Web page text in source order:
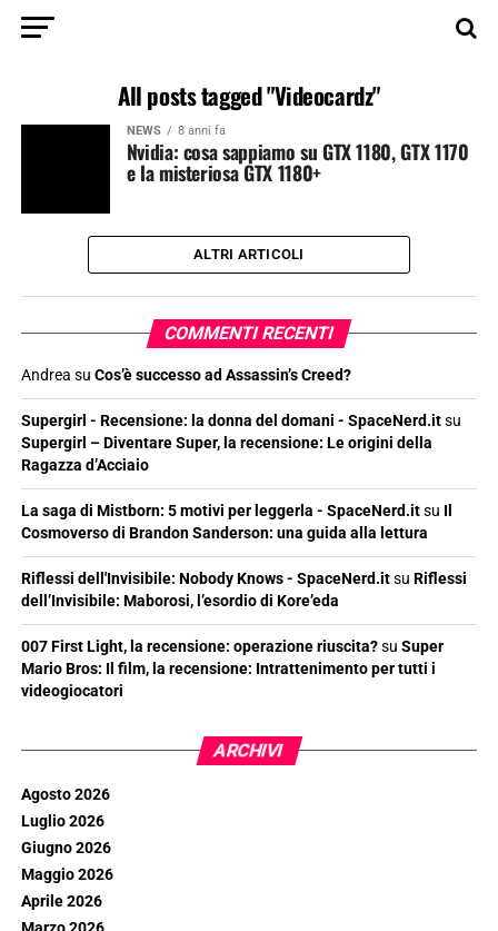
All posts tagged "Videocardz"
NEWS 8 anni fa
Nvidia: cosa sappiamo su GTX 1180, GTX 1170
e la misteriosa GTX 1180+
ALTRI ARTICOLI
COMMENTI RECENTI
Andrea su Cos’è successo ad Assassin’s Creed?
Supergirl - Recensione: la donna del domani - SpaceNerd.itsu
Supergirl – Diventare Super, la recensione: Le origini della
Ragazza d’Acciaio
La saga di Mistborn: 5 motivi per leggerla - SpaceNerd.itsu Il
Cosmoverso di Brandon Sanderson: una guida alla lettura
Riflessi dell'Invisibile: Nobody Knows - SpaceNerd.itsu Riflessi
dell’Invisibile: Maborosi, l’esordio di Kore’eda
007 First Light, la recensione: operazione riuscita?su Super
Mario Bros: Il film, la recensione: Intrattenimento per tutti i
videogiocatori
ARCHIVI
Agosto 2026
Luglio 2026
Giugno 2026
Maggio 2026
Aprile 2026